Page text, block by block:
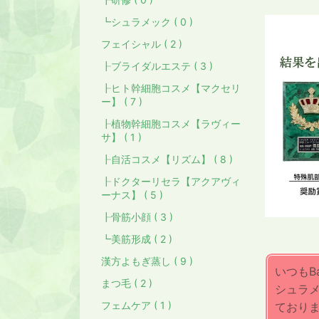
いつも
シュラ
ており
┗シュラメック ( 0 )
フェイシャル ( 2 )
┠ブライダルエステ ( 3 )
┠ヒト幹細胞コスメ【マクセリ
ー】 ( 7 )
┠植物幹細胞コスメ【ラヴィー
サ】 ( 1 )
┠自活コスメ【リズム】 ( 8 )
┠ドクターリセラ【アクアヴィ
ーナス】 ( 5 )
┠骨筋小顔 ( 3 )
┗美筋形成 ( 2 )
漢方よもぎ蒸し ( 9 )
まつ毛 ( 2 )
フェムケア ( 1 )